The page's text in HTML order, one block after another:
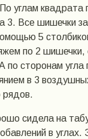
углам квадрата
3. Все шишечки
5
по 2 шишечки,
по сторонам угла
в 3
рядов.
сидела на
в углах.